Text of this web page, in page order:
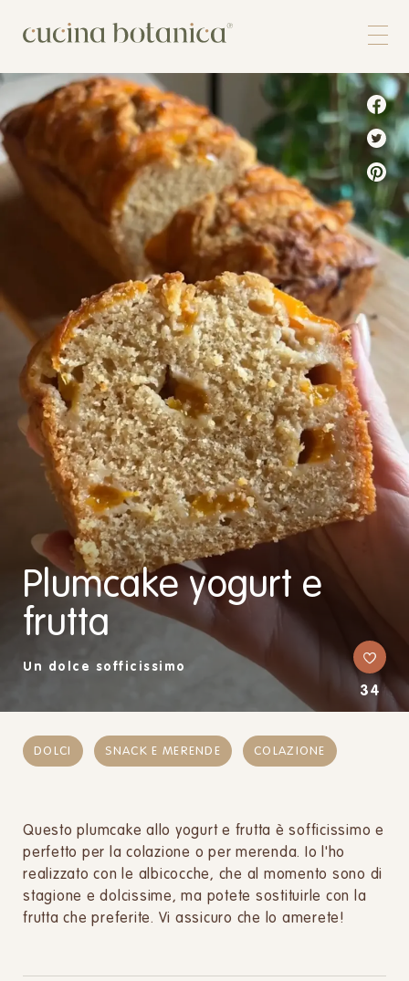
Shop
Chi siamo
Contatti
Plumcake yogurt e
frutta
Un dolce sofficissimo
34
DOLCI SNACK E MERENDE COLAZIONE
Questo plumcake allo yogurt e frutta è sofficissimo e
perfetto per la colazione o per merenda. Io l'ho
realizzato con le albicocche, che al momento sono di
stagione e dolcissime, ma potete sostituirle con la
frutta che preferite. Vi assicuro che lo amerete!